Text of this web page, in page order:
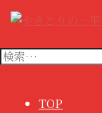
テ
ン
検
TOP